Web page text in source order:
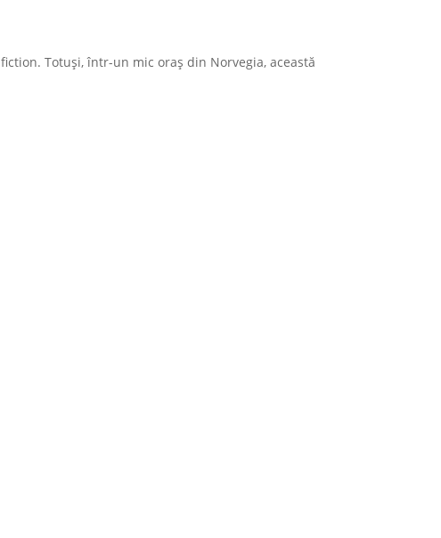
Totuși, într-un mic oraș din Norvegia, această